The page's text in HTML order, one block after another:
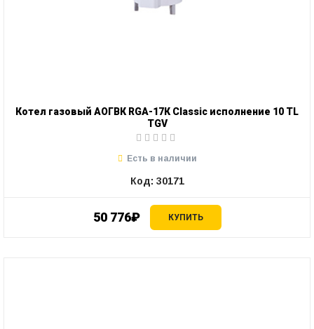
Котел газовый АОГВК RGA-17К Classic исполнение 10 TL
TGV
50 776₽ КУПИТЬ
Есть в наличии
Код: 30171